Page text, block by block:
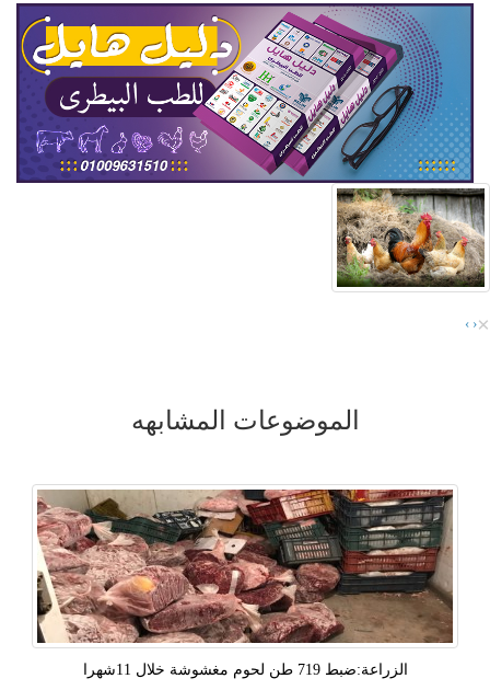
‹
› ×
الموضوعات المشابهه
الزراعة:ضبط 719 طن لحوم مغشوشة خلال 11شهرا